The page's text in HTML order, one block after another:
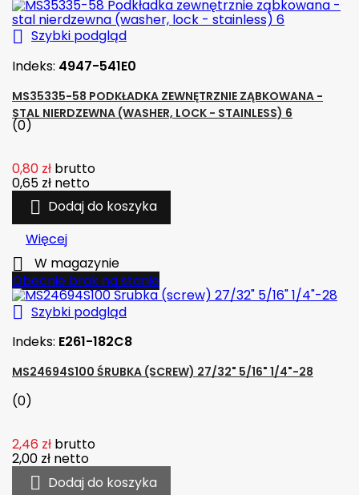
 Szybki podgląd
Indeks: 4947-541E0
MS35335-58 PODKŁADKA ZEWNĘTRZNIE ZĄBKOWANA -
STAL NIERDZEWNA (WASHER, LOCK - STAINLESS) 6
(0)
0,80 zł brutto
0,65 zł netto
 Dodaj do koszyka
Więcej

W magazynie
Obecnie brak na stanie
 Szybki podgląd
Indeks: E261-182C8
MS24694S100 ŚRUBKA (SCREW) 27/32" 5/16" 1/4"-28
(0)
2,46 zł brutto
2,00 zł netto
 Dodaj do koszyka